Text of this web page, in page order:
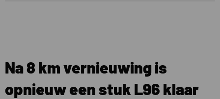
Na 8 km vernieuwing is
opnieuw een stuk L96 klaar